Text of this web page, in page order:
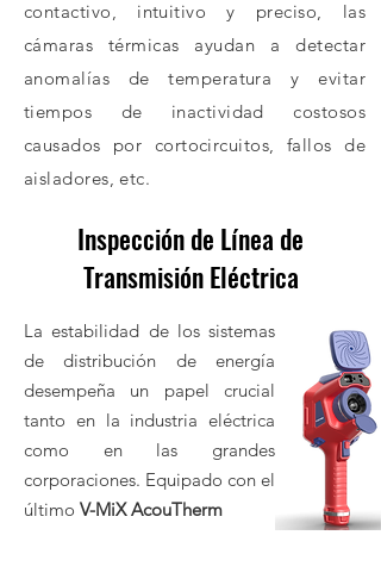
contactivo, intuitivo y preciso, las
cámaras térmicas ayudan a detectar
anomalías de temperatura y evitar
tiempos de inactividad costosos
causados por cortocircuitos, fallos de
aisladores, etc.
Enviar Consulta
Inspección de Línea de
Transmisión Eléctrica
La estabilidad de los sistemas
de distribución de energía
desempeña un papel crucial
tanto en la industria eléctrica
como en las grandes
corporaciones. Equipado con el
último V-MiX AcouTherm